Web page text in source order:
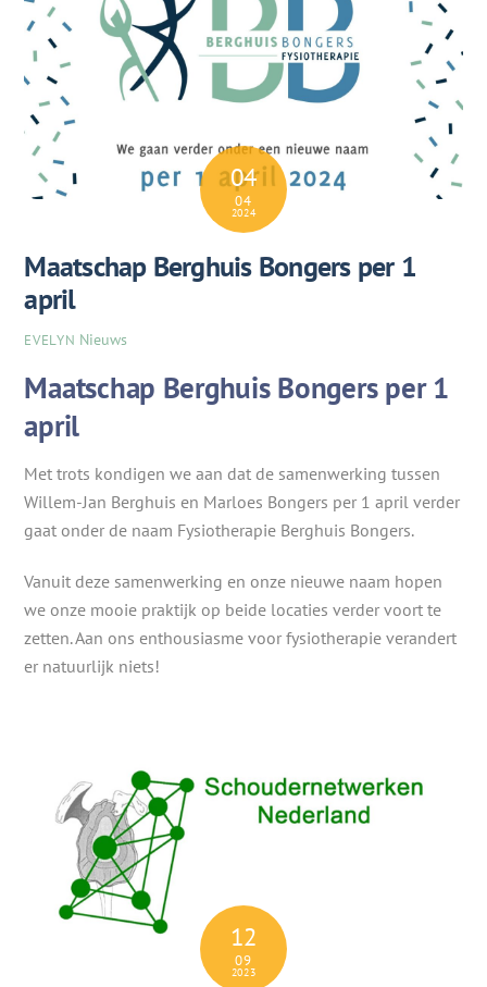
04
04
2024
Maatschap Berghuis Bongers per 1
april
EVELYN Nieuws
Maatschap Berghuis Bongers per 1
april
Met trots kondigen we aan dat de samenwerking tussen
Willem-Jan Berghuis en Marloes Bongers per 1 april verder
gaat onder de naam Fysiotherapie Berghuis Bongers.
Vanuit deze samenwerking en onze nieuwe naam hopen
we onze mooie praktijk op beide locaties verder voort te
zetten. Aan ons enthousiasme voor fysiotherapie verandert
er natuurlijk niets!
12
09
2023